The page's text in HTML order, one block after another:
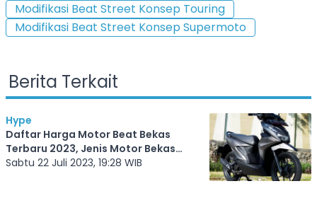
Modifikasi Beat Street Konsep Touring
Modifikasi Beat Street Konsep Supermoto
Berita Terkait
Hype
Daftar Harga Motor Beat Bekas
Terbaru 2023, Jenis Motor Bekas
Paling Laris Lho!
Sabtu 22 Juli 2023, 19:28 WIB